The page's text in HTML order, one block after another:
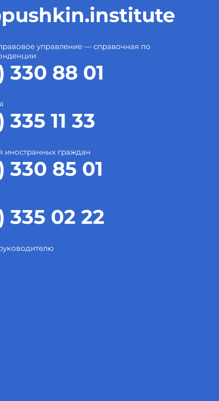
управление — справочная по
330 88 01
11 33
иностранных граждан
330 85 01
335 02 22